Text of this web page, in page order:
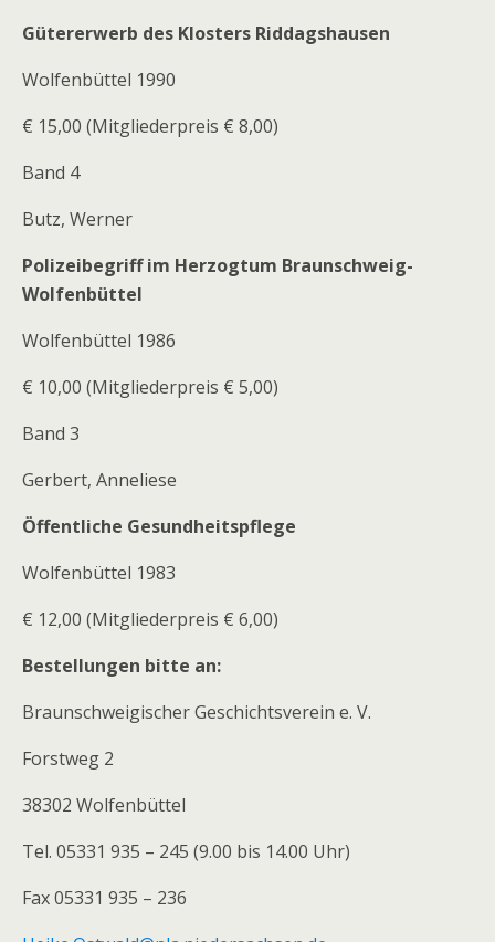
Gütererwerb des Klosters Riddagshausen
Wolfenbüttel 1990
€ 15,00 (Mitgliederpreis € 8,00)
Band 4
Butz, Werner
Polizeibegriff im Herzogtum Braunschweig-
Wolfenbüttel
Wolfenbüttel 1986
€ 10,00 (Mitgliederpreis € 5,00)
Band 3
Gerbert, Anneliese
Öffentliche Gesundheitspflege
Wolfenbüttel 1983
€ 12,00 (Mitgliederpreis € 6,00)
Bestellungen bitte an:
Braunschweigischer Geschichtsverein e. V.
Forstweg 2
38302 Wolfenbüttel
Tel. 05331 935 – 245 (9.00 bis 14.00 Uhr)
Fax 05331 935 – 236